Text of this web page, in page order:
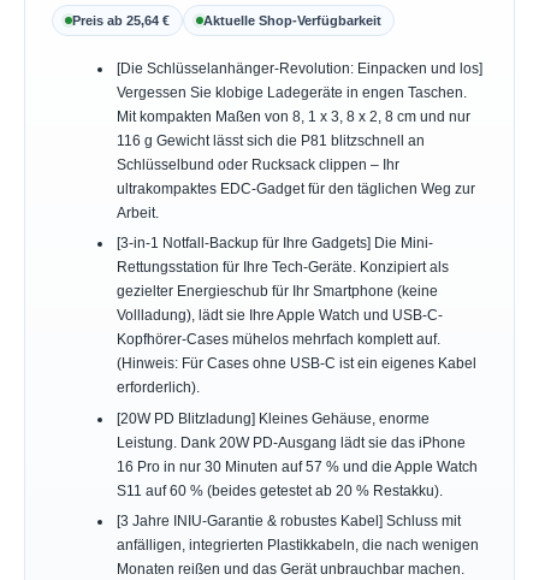
Preis ab 25,64 € Aktuelle Shop-Verfügbarkeit
[Die Schlüsselanhänger-Revolution: Einpacken und los]
Vergessen Sie klobige Ladegeräte in engen Taschen.
Mit kompakten Maßen von 8, 1 x 3, 8 x 2, 8 cm und nur
116 g Gewicht lässt sich die P81 blitzschnell an
Schlüsselbund oder Rucksack clippen – Ihr
ultrakompaktes EDC-Gadget für den täglichen Weg zur
Arbeit.
[3-in-1 Notfall-Backup für Ihre Gadgets] Die Mini-
Rettungsstation für Ihre Tech-Geräte. Konzipiert als
gezielter Energieschub für Ihr Smartphone (keine
Vollladung), lädt sie Ihre Apple Watch und USB-C-
Kopfhörer-Cases mühelos mehrfach komplett auf.
(Hinweis: Für Cases ohne USB-C ist ein eigenes Kabel
erforderlich).
[20W PD Blitzladung] Kleines Gehäuse, enorme
Leistung. Dank 20W PD-Ausgang lädt sie das iPhone
16 Pro in nur 30 Minuten auf 57 % und die Apple Watch
S11 auf 60 % (beides getestet ab 20 % Restakku).
[3 Jahre INIU-Garantie & robustes Kabel] Schluss mit
anfälligen, integrierten Plastikkabeln, die nach wenigen
Monaten reißen und das Gerät unbrauchbar machen.